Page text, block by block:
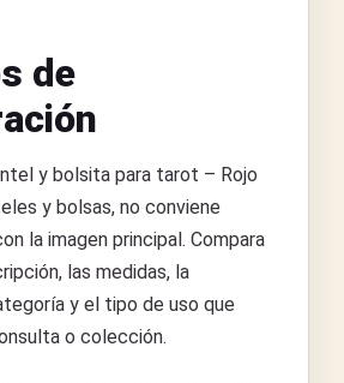
de
y bolsita para tarot – Rojo
y bolsas, no conviene
la imagen principal. Compara
las medidas, la
y el tipo de uso que
o colección.